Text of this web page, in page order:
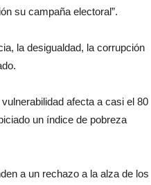
su campaña electoral”.
la desigualdad, la corrupción
afecta a casi el 80
un índice de pobreza
a un rechazo a la alza de los